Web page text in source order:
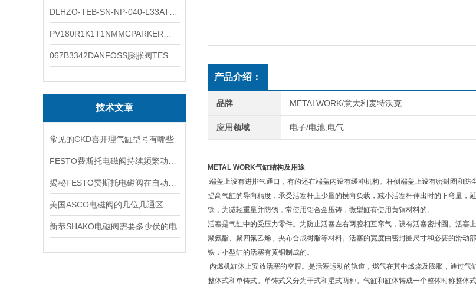
技术文章
常见的CKD喜开理气缸型号有哪些
新恭SHAKO电磁阀需要多少伏的电
产品介绍：
品牌 METALWORK/意大利麦特沃克
应用领域 电子/电池,电气
METAL WORK气缸结构及用途
端盖上设有进排气通口，有的还在端盖内设有缓冲机构。杆侧端盖上设有密封圈和
提高气缸的导向精度，承受活塞杆上少量的横向负载，减小活塞杆伸出时的下弯量
铁，为减轻重量并防锈，常使用铝合金压铸，微型缸有使用黄铜材料的。
活塞是气缸中的受压力零件。为防止活塞左右两腔相互窜气，设有活塞密封圈。活
聚氨酯、聚四氟乙烯、夹布合成树脂等材料。活塞的宽度由密封圈尺寸和必要的滑
铁，小型缸的活塞有黄铜制成的。
内燃机缸体上安放活塞的空腔。是活塞运动的轨道，燃气在其中燃烧及膨胀，通过
整体式和单铸式。单铸式又分为干式和湿式两种。气缸和缸体铸成一个整体时称整